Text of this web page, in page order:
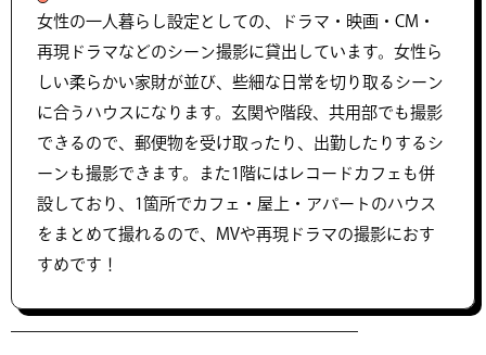
女性の一人暮らし設定としての、ドラマ・映画・CM・
再現ドラマなどのシーン撮影に貸出しています。女性ら
しい柔らかい家財が並び、些細な日常を切り取るシーン
に合うハウスになります。玄関や階段、共用部でも撮影
できるので、郵便物を受け取ったり、出勤したりするシ
ーンも撮影できます。また1階にはレコードカフェも併
設しており、1箇所でカフェ・屋上・アパートのハウス
をまとめて撮れるので、MVや再現ドラマの撮影におす
すめです！